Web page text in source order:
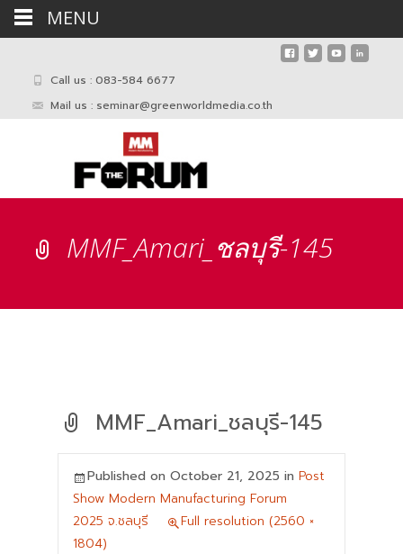
Call us : 083-584 6677
Mail us : seminar@greenworldmedia.co.th
MMF_Amari_ชลบุรี-145
MMF_Amari_ชลบุรี-145
Published on October 21, 2025 in Post
Show Modern Manufacturing Forum
2025 จ.ชลบุรี
Full resolution (2560 ×
1804)
MENU